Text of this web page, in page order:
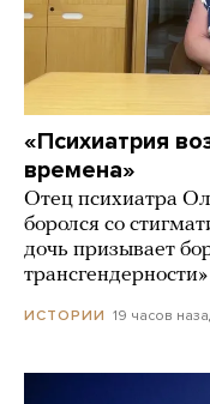
«Психиатрия
времена»
Отец психиатра
боролся со
дочь призывает
ИСТОРИИ 19 часов